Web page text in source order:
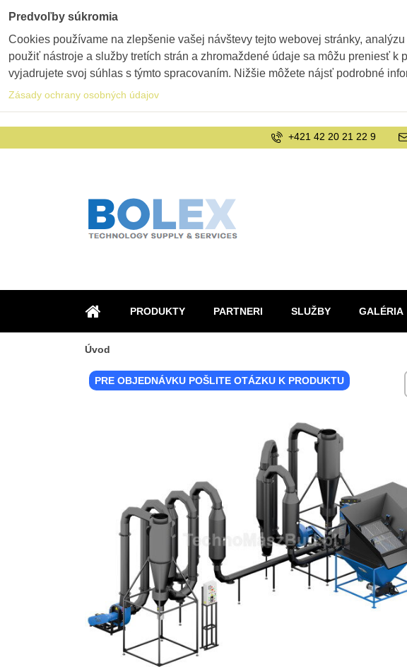
ÚVOD
PRODUKTY PARTNERI SLUŽBY GALÉRIA
+421 42 20 21 22 9
Úvod
PRE OBJEDNÁVKU POŠLITE OTÁZKU K PRODUKTU
Predvoľby súkromia
Cookies používame na zlepšenie vašej návštevy tejto webovej stránky,
použiť nástroje a služby tretích strán a zhromaždené údaje sa môžu preniesť
vyjadrujete svoj súhlas s týmto spracovaním. Nižšie môžete nájsť podrobné
Zásady ochrany osobných údajov